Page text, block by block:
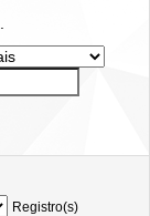
Registro(s)